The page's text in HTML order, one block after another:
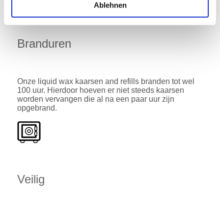
Ablehnen
Branduren
Onze liquid wax kaarsen and refills branden tot wel
100 uur. Hierdoor hoeven er niet steeds kaarsen
worden vervangen die al na een paar uur zijn
opgebrand.
Veilig